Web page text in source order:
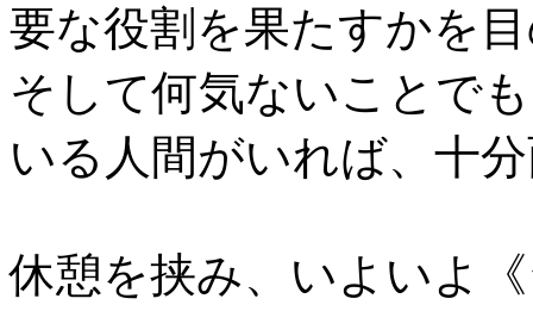
要な役割を果たすかを
そして何気ないことで
いる人間がいれば、十
休憩を挟み、いよいよ